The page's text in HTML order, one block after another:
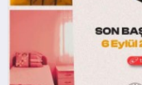
MAGAZIN
SAĞLIK